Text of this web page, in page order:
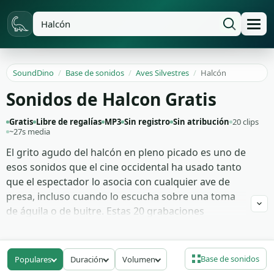
SoundDino / Base de sonidos / Aves Silvestres / Halcón
Sonidos de Halcon Gratis
Gratis Libre de regalías MP3 Sin registro Sin atribución 20 clips
~27s media
El grito agudo del halcón en pleno picado es uno de
esos sonidos que el cine occidental ha usado tanto
que el espectador lo asocia con cualquier ave de
presa, incluso cuando lo escucha sobre una toma
de águila o de buitre. Estas 20 grabaciones
de campo: el chillido estridente de aproximación,
las llamadas cortas entre macho y hembra durante
el cortejo, el aleteo seco al levantar el vuelo desde
Populares Duración Volumen Base de sonidos